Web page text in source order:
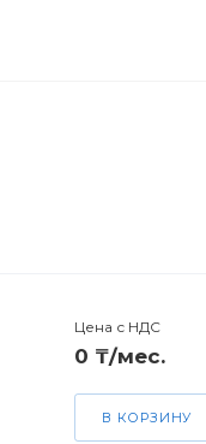
Цена с НДС
0 ₸/мес.
В КОРЗИНУ